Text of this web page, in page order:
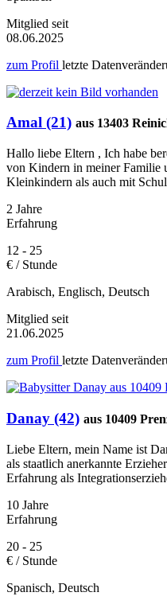
Mitglied seit
08.06.2025
zum Profil letzte
Amal (21) aus 13403
Hallo liebe Eltern , Ich habe
von Kindern in meiner Familie
Kleinkindern als auch mit
2 Jahre
Erfahrung
12 - 25
€ / Stunde
Arabisch, Englisch, Deutsch
Mitglied seit
21.06.2025
zum Profil letzte
Danay (42) aus 10409
Liebe Eltern, mein Name ist
als staatlich anerkannte
Erfahrung als
10 Jahre
Erfahrung
20 - 25
€ / Stunde
Spanisch, Deutsch